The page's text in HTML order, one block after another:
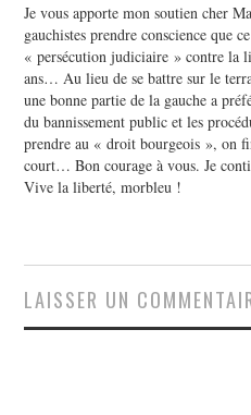
Je vous apporte mon soutien cher
gauchistes prendre conscience que
« persécution judiciaire » contre la
ans… Au lieu de se battre sur le
une bonne partie de la gauche a
du bannissement public et les
prendre au « droit bourgeois », on
court… Bon courage à vous. Je
Vive la liberté, morbleu !
LAISSER UN